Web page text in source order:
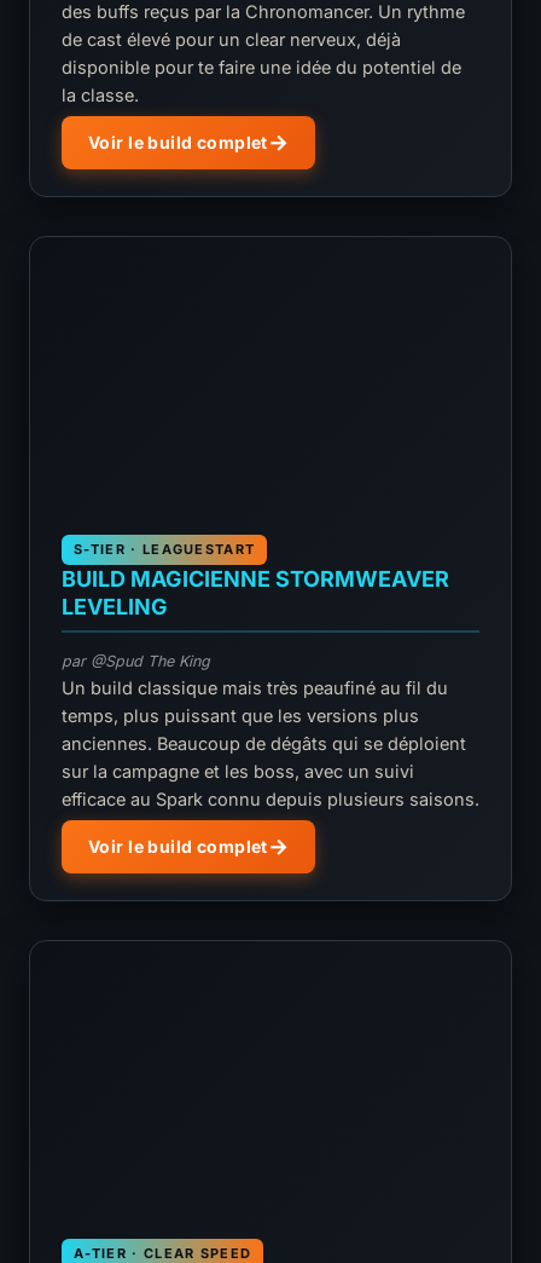
des buffs reçus par la Chronomancer. Un rythme
de cast élevé pour un clear nerveux, déjà
disponible pour te faire une idée du potentiel de
la classe.
Voir le build complet
S-TIER · LEAGUESTART
BUILD MAGICIENNE STORMWEAVER
LEVELING
par @Spud The King
Un build classique mais très peaufiné au fil du
temps, plus puissant que les versions plus
anciennes. Beaucoup de dégâts qui se déploient
sur la campagne et les boss, avec un suivi
efficace au Spark connu depuis plusieurs saisons.
Voir le build complet
A-TIER · CLEAR SPEED